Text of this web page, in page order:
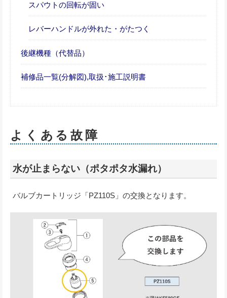
スパウトの回転が固い
レバーハンドルが外れた・がたつく
後継機種（代替品）
補修品一覧(分解図),取扱･施工説明書
よくある故障
水が止まらない（ポタポタ水漏れ）
バルブカートリッジ「PZ110S」の交換となります。